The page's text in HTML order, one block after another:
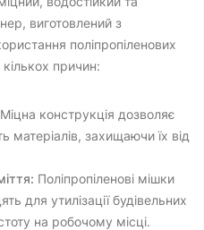
виготовлений з
поліпропіленових
кількох причин:
Міцна конструкція дозволяє
матеріалів, захищаючи їх від
Поліпропіленові мішки
для утилізації будівельних
на робочому місці.